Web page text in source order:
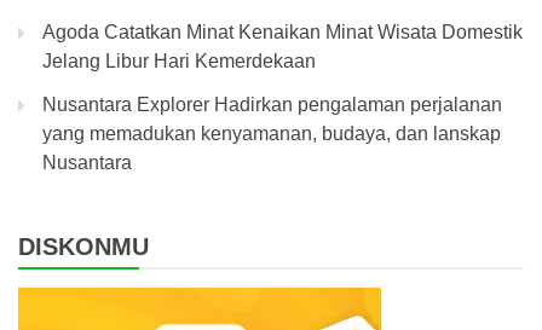
Agoda Catatkan Minat Kenaikan Minat Wisata Domestik
Jelang Libur Hari Kemerdekaan
Nusantara Explorer Hadirkan pengalaman perjalanan
yang memadukan kenyamanan, budaya, dan lanskap
Nusantara
DISKONMU